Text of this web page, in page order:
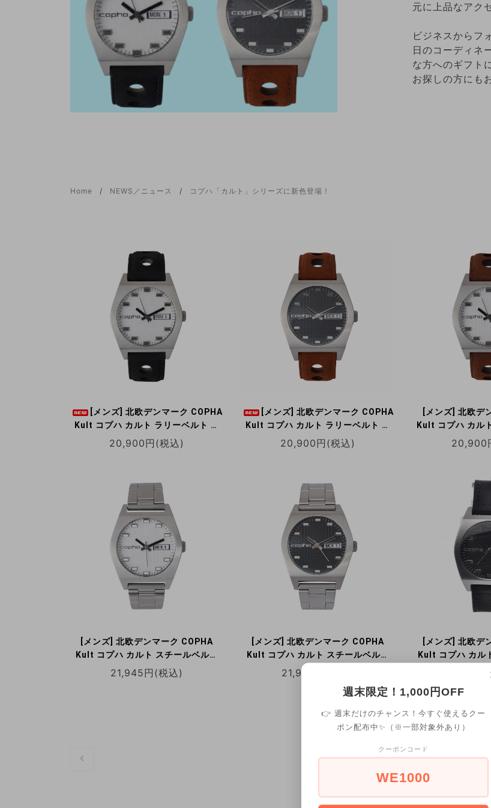
元に上品なアク
ビジネスからフ
日のコーディネ
な方へのギフト
お探しの方にも
Home NEWS／ニュース コプハ「カルト」シリーズに新色登場！
[メンズ] 北欧デンマーク COPHA
Kult コプハ カルト ラリーベルト ホ
ワイト×ブラック クォーツ腕時計 デ
イデイト 日本限定
20,900円(税込)
[メンズ] 北欧デンマーク COPHA
Kult コプハ カルト ラリーベルト ブ
ラック×ブラウン クォーツ腕時計 デ
イデイト 日本限定
20,900円(税込)
[メンズ] 北欧デ
Kult コプハ カル
ワイト×ブラウン
イデイト
20,900
[メンズ] 北欧デンマーク COPHA
Kult コプハ カルト スチールベルト
ホワイトダイアル クォーツ腕時計 デ
イデイト 日本限定
21,945円(税込)
[メンズ] 北欧デンマーク COPHA
Kult コプハ カルト スチールベルト
ブラックダイアル クォーツ腕時計 デ
イデイト 日本限定
21,945円(税込)
[メンズ] 北欧デ
Kult コプハ カル
ブラック×ブラッ
デイデイ
20,900
7商品中1-7商品
週末限定！1,000円OFF
👉 週末だけのチャンス！今すぐ使えるクー
ポン配布中✨（※一部対象外あり）
クーポンコード
WE1000